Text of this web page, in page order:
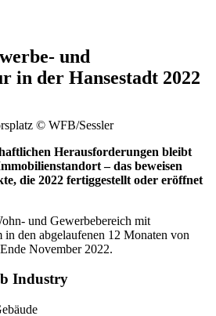
und
in der Hansestadt 2022
© WFB/Sessler
Herausforderungen bleibt
– das beweisen
die 2022 fertiggestellt oder eröffnet
und Gewerbebereich mit
den abgelaufenen 12 Monaten von
November 2022.
Industry